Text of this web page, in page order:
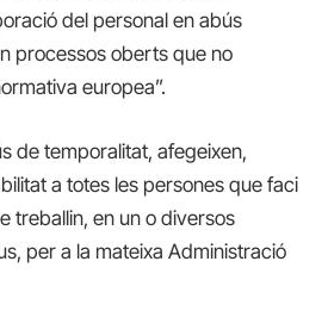
del personal en abús
processos oberts que no
europea”.
de temporalitat, afegeixen,
a totes les persones que faci
treballin, en un o diversos
per a la mateixa Administració